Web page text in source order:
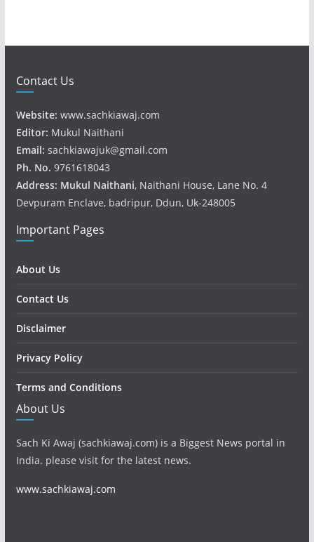
Contact Us
Website: www.sachkiawaj.com
Editor: Mukul Naithani
Email: sachkiawajuk@gmail.com
Ph. No. 9761618043
Address: Mukul Naithani, Naithani House, Lane No. 4
Devpuram Enclave, badripur, Ddun, Uk-248005
Important Pages
About Us
Contact Us
Disclaimer
Privacy Policy
Terms and Conditions
About Us
Sach Ki Awaj (sachkiawaj.com) is a Biggest News portal in
India. please visit for the latest news.
www.sachkiawaj.com